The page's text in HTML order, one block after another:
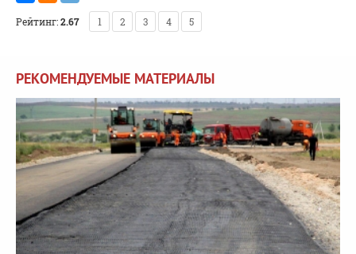
Рейтинг:2.67 1 2 3 4 5
РЕКОМЕНДУЕМЫЕ МАТЕРИАЛЫ